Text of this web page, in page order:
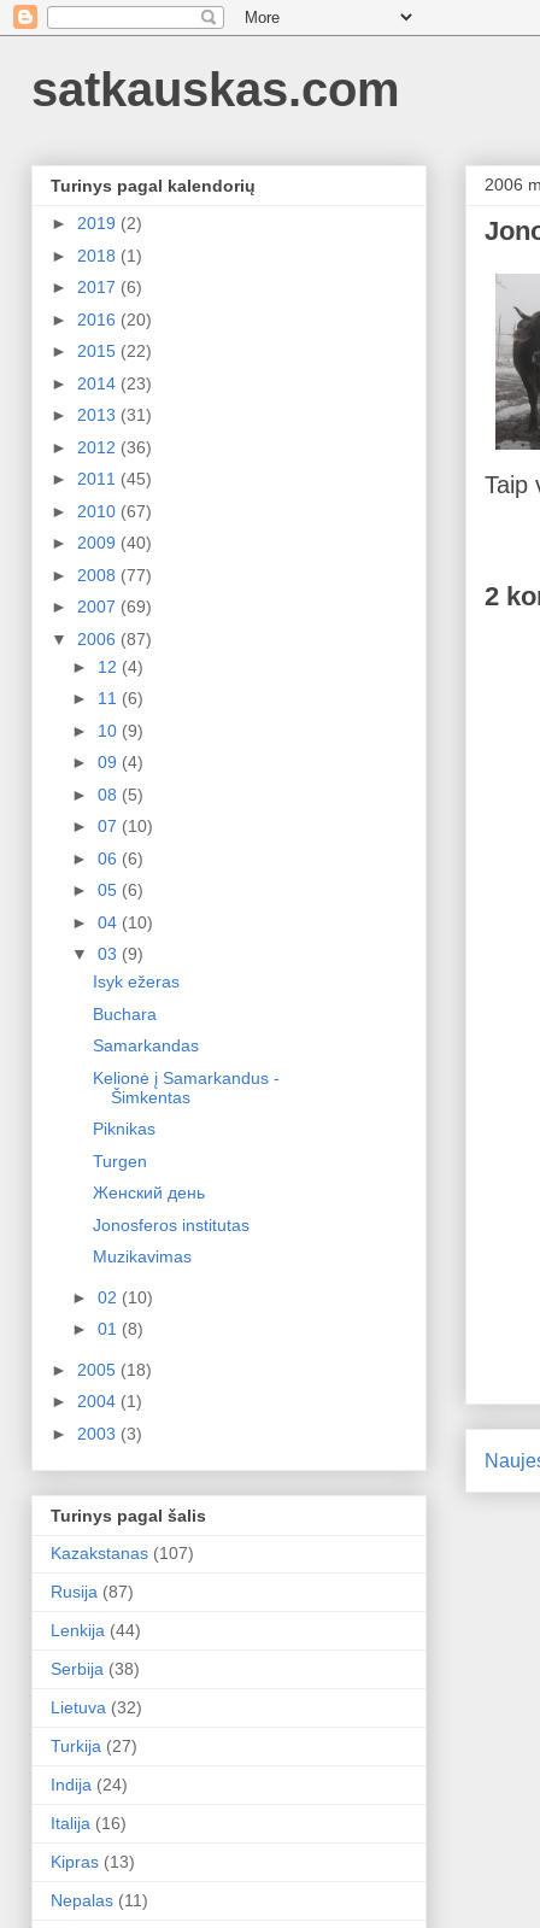
satkauskas.com
2006
Taip
2
Turinys pagal kalendorių
► 2019 (2)
► 2018 (1)
► 2017 (6)
► 2016 (20)
► 2015 (22)
► 2014 (23)
► 2013 (31)
► 2012 (36)
► 2011 (45)
► 2010 (67)
► 2009 (40)
► 2008 (77)
► 2007 (69)
▼ 2006 (87)
► 12 (4)
► 11 (6)
► 10 (9)
► 09 (4)
► 08 (5)
► 07 (10)
► 06 (6)
► 05 (6)
► 04 (10)
▼ 03 (9)
Isyk ežeras
Buchara
Samarkandas
Kelionė į Samarkandus -
Šimkentas
Piknikas
Turgen
Женский день
Jonosferos institutas
Muzikavimas
► 02 (10)
► 01 (8)
► 2005 (18)
► 2004 (1)
► 2003 (3)
Turinys pagal šalis
Kazakstanas (107)
Rusija (87)
Lenkija (44)
Serbija (38)
Lietuva (32)
Turkija (27)
Indija (24)
Italija (16)
Kipras (13)
Nepalas (11)